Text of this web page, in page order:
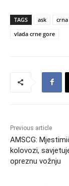
TAGS ask
vlada crne gore
Previous article
AMSCG:
kolovozi,
opreznu vožnju